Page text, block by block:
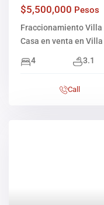
$5,500,000 Pesos
Fraccionamiento Villa
Casa en venta en
4 3.1
Call